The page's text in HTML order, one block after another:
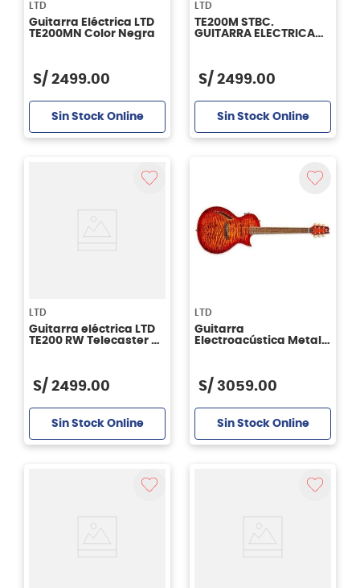
LTD
Guitarra Eléctrica LTD
TE200MN Color Negra
S/ 2499.00
Sin Stock Online
LTD
TE200M STBC.
GUITARRA ELECTRICA
S/ 2499.00
Sin Stock Online
LTD
Guitarra eléctrica LTD
TE200 RW Telecaster -
S/ 2499.00
Sin Stock Online
LTD
Guitarra
Electroacústica Metal
S/ 3059.00
Sin Stock Online